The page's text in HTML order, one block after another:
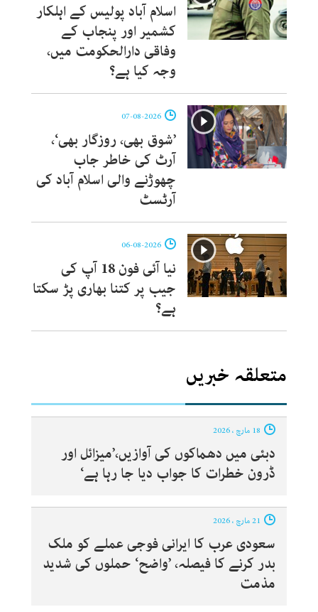
اسلام آباد پولیس کے اہلکار
کشمیر اور پنجاب کے
وفاقی دارالحکومت میں،
وجہ کیا ہے؟
’شوق بھی، روزگار بھی‘،
آرٹ کی خاطر جاب
چھوڑنے والی اسلام آباد کی
آرٹسٹ
نیا آئی فون 18 آپ کی
جیب پر کتنا بھاری پڑ سکتا
ہے؟
متعلقہ خبریں
دبئی میں دھماکوں کی آوازیں،’میزائل اور
ڈرون خطرات کا جواب دیا جا رہا ہے‘
سعودی عرب کا ایرانی فوجی عملے کو ملک
بدر کرنے کا فیصلہ، ’واضح‘ حملوں کی شدید
مذمت